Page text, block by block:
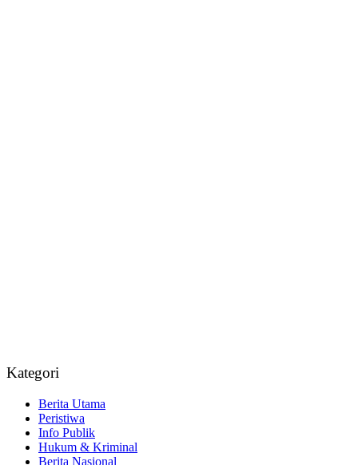
Kategori
Berita Utama
Peristiwa
Info Publik
Hukum & Kriminal
Berita Nasional